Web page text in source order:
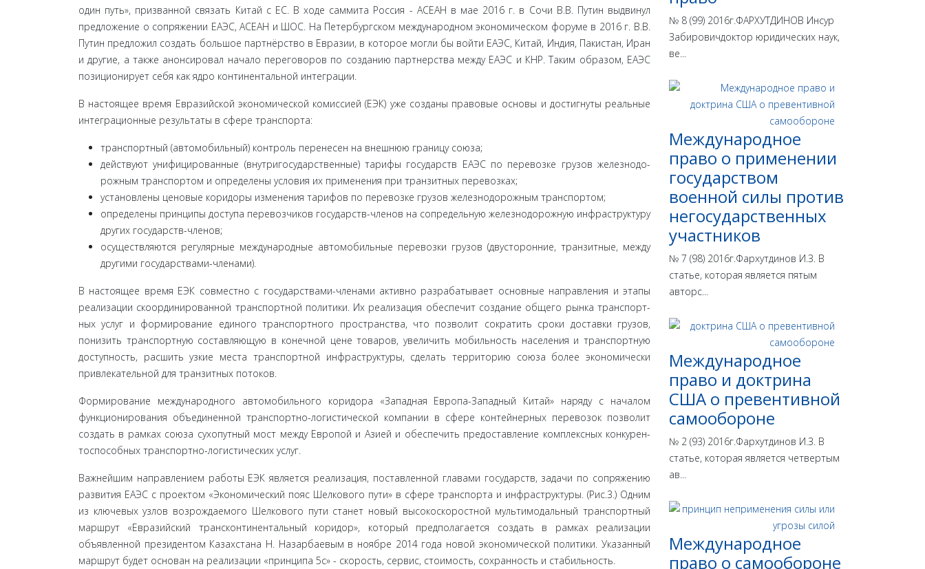
один путь», призванной связать Китай с ЕС. В ходе сам­мита Россия - АСЕАН в мае 2016 г. в Сочи В.В. Путин выдвинул
предложение о сопряжении ЕАЭС, АСЕАН и ШОС. На Петер­бургском международном экономическом форуме в 2016 г. В.В.
Путин предложил создать большое партнёрство в Евразии, в ко­торое могли бы войти ЕАЭС, Китай, Индия, Пакистан, Иран
и другие, а также анонсировал начало переговоров по созданию партнерства между ЕАЭС и КНР. Таким образом, ЕАЭС
пози­ционирует себя как ядро континентальной интеграции.
В настоящее время Евразийской экономической комиссией (ЕЭК) уже созданы правовые основы и достигнуты реальные
ин­теграционные результаты в сфере транспорта:
транспортный (автомобильный) контроль перенесен на внешнюю границу союза;
действуют унифицированные (внутригосударствен­ные) тарифы государств ЕАЭС по перевозке грузов железнодо­
рожным транспортом и определены условия их применения при транзитных перевозках;
установлены ценовые коридоры изменения тарифов по перевозке грузов железнодорожным транспортом;
определены принципы доступа перевозчиков госу­дарств-членов на сопредельную железнодорожную инфра­структуру
других государств-членов;
осуществляются регулярные международные автомо­бильные перевозки грузов (двусторонние, транзитные, между
другими государствами-членами).
В настоящее время ЕЭК совместно с государствами-чле­нами активно разрабатывает основные направления и этапы
реализации скоординированной транспортной политики. Их реализация обеспечит создание общего рынка транспорт­
ных услуг и формирование единого транспортного простран­ства, что позволит сократить сроки доставки грузов,
понизить транспортную составляющую в конечной цене товаров, уве­личить мобильность населения и транспортную
доступность, расшить узкие места транспортной инфраструктуры, сделать территорию союза более экономически
привлекательной для транзитных потоков.
Формирование международного автомобильного кори­дора «Западная Европа-Западный Китай» наряду с началом
функционирования объединенной транспортно-логистиче­ской компании в сфере контейнерных перевозок позволит
создать в рамках союза сухопутный мост между Европой и Азией и обеспечить предоставление комплексных конкурен­
тоспособных транспортно-логистических услуг.
Важнейшим направлением работы ЕЭК является реали­зация, поставленной главами государств, задачи по сопряже­нию
развития ЕАЭС c проектом «Экономический пояс Шел­кового пути» в сфере транспорта и инфраструктуры. (Рис.3.) Одним
из ключевых узлов возрождаемого Шелкового пути станет новый высокоскоростной мультимодальный транс­портный
маршрут «Евразийский трансконтинентальный ко­ридор», который предполагается создать в рамках реализа­ции
объявленной президентом Казахстана Н. Назарбаевым в ноябре 2014 года новой экономической политики. Указанный
маршрут будет основан на реализации «принципа 5с» - ско­рость, сервис, стоимость, сохранность и стабильность.
№ 8 (99) 2016г.ФАРХУТДИНОВ Инсур
Забировичдоктор юридических наук,
ве...
Международное
право о применении
государством
военной силы против
негосударственных
участников
№ 7 (98) 2016г.Фархутдинов И.З. В
статье, которая является пятым
авторс...
Международное
право и доктрина
США о превентивной
самообороне
№ 2 (93) 2016г.Фархутдинов И.З. В
статье, которая является четвертым
ав...
Международное
право о самообороне